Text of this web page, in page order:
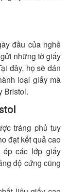
đầu của nghề
những tờ giấy
đây, họ sẽ dán
loại giấy mà
Bristol.
tráng phủ tuy
đạt kết quả cao
ép các lớp giấy
độ cứng cũng